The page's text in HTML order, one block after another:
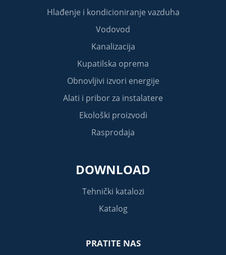
Hlađenje i kondicioniranje vazduha
Vodovod
Kanalizacija
Kupatilska oprema
Obnovljivi izvori energije
Alati i pribor za instalatere
Ekološki proizvodi
Rasprodaja
DOWNLOAD
Tehnički katalozi
Katalog
PRATITE NAS